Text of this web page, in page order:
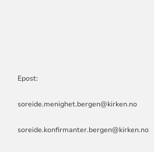
Epost:
soreide.menighet.bergen@kirken.no
soreide.konfirmanter.bergen@kirken.no